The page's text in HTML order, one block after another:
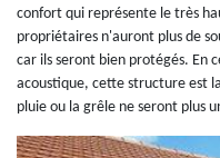
confort qui représente le très
propriétaires n'auront plus de
car ils seront bien protégés. En
acoustique, cette structure est
pluie ou la grêle ne seront plus